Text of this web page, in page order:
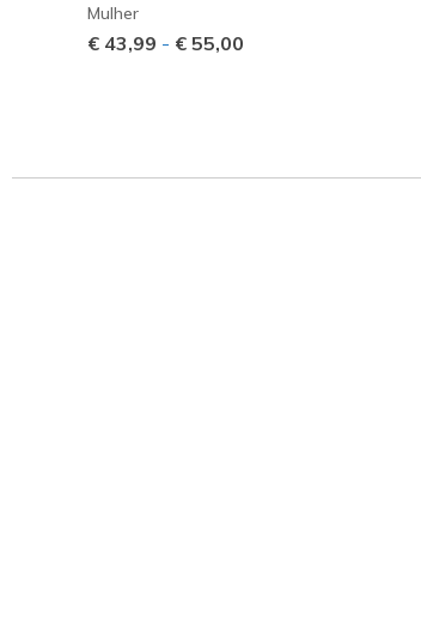
Mulher
€ 43,99 - € 55,00